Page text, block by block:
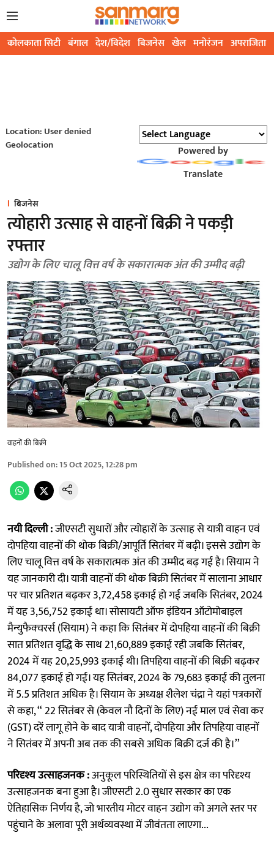
कोलकाता सिटी बंगाल देश/विदेश बिजनेस खेल मनोरंजन अपराजिता
Location: User denied
Geolocation
Powered by
Translate
बिजनेस
त्योहारी उत्साह से वाहनों बिक्री ने पकड़ी
रफ्तार
उद्योग के लिए चालू वित्त वर्ष के सकारात्मक अंत की उम्मीद बढ़ी
वाहनों की बिक्री
Published on:15 Oct 2025, 12:28 pm
नयी दिल्ली :जीएसटी सुधारों और त्योहारों के उत्साह से यात्री वाहन एवं
दोपहिया वाहनों की थोक बिक्री/आपूर्ति सितंबर में बढ़ी। इससे उद्योग के
लिए चालू वित्त वर्ष के सकारात्मक अंत की उम्मीद बढ़ गई है। सियाम ने
यह जानकारी दी। यात्री वाहनों की थोक बिक्री सितंबर में सालाना आधार
पर चार प्रतिशत बढ़कर 3,72,458 इकाई हो गई जबकि सितंबर, 2024
में यह 3,56,752 इकाई था। सोसायटी ऑफ इंडियन ऑटोमोबाइल
मैन्युफैक्चरर्स (सियाम) ने कहा कि सितंबर में दोपहिया वाहनों की बिक्री
सात प्रतिशत वृद्धि के साथ 21,60,889 इकाई रही जबकि सितंबर,
2024 में यह 20,25,993 इकाई थी। तिपहिया वाहनों की बिक्री बढ़कर
84,077 इकाई हो गई। यह सितंबर, 2024 के 79,683 इकाई की तुलना
में 5.5 प्रतिशत अधिक है। सियाम के अध्यक्ष शैलेश चंद्रा ने यहां पत्रकारों
से कहा, ‘‘ 22 सितंबर से (केवल नौ दिनों के लिए) नई माल एवं सेवा कर
(GST) दरें लागू होने के बाद यात्री वाहनों, दोपहिया और तिपहिया वाहनों
ने सितंबर में अपनी अब तक की सबसे अधिक बिक्री दर्ज की है।’’
परिदृश्य उत्साहजनक :अनुकूल परिस्थितियों से इस क्षेत्र का परिदृश्य
उत्साहजनक बना हुआ है। जीएसटी 2.0 सुधार सरकार का एक
ऐतिहासिक निर्णय है, जो भारतीय मोटर वाहन उद्योग को अगले स्तर पर
पहुंचाने के अलावा पूरी अर्थव्यवस्था में जीवंतता लाएगा...